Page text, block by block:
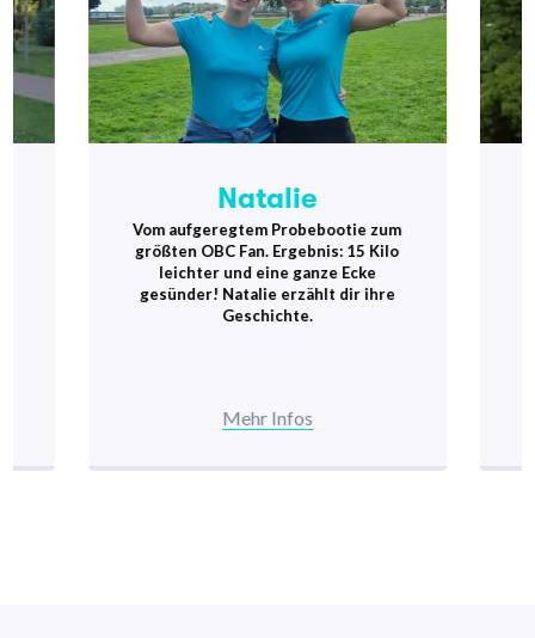
Natalie
Vom aufgeregtem Probebootie zum
größten OBC Fan. Ergebnis: 15 Kilo
leichter und eine ganze Ecke
gesünder! Natalie erzählt dir ihre
Geschichte.
Mehr Infos